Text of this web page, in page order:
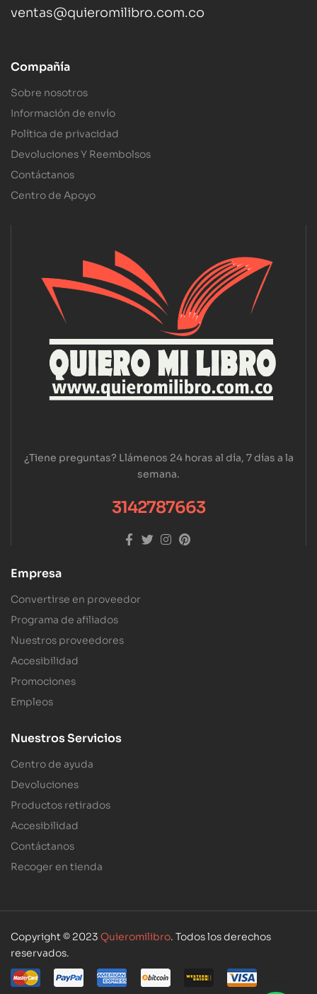
ventas@quieromilibro.com.co
Compañía
Sobre nosotros
Información de envío
Política de privacidad
Devoluciones Y Reembolsos
Contáctanos
Centro de Apoyo
¿Tiene preguntas? Llámenos 24 horas al día, 7 días a la
semana.
3142787663
Empresa
Convertirse en proveedor
Programa de afiliados
Nuestros proveedores
Accesibilidad
Promociones
Empleos
Nuestros Servicios
Centro de ayuda
Devoluciones
Productos retirados
Accesibilidad
Contáctanos
Recoger en tienda
Copyright © 2023 Quieromilibro. Todos los derechos
reservados.